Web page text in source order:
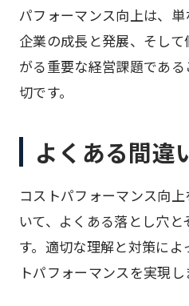
パフォーマンス向上は、単
企業の成長と発展、そし
がる重要な経営課題であ
切です。
よくある間違
コストパフォーマンス向
いて、よくある落とし穴
す。適切な理解と対策に
トパフォーマンスを実現し